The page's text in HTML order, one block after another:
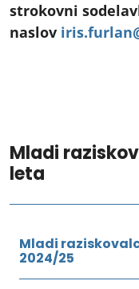
strokovni
naslov
Mladi
leta
Mladi
2024/25